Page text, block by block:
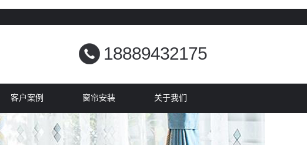
18889432175
客户案例 窗帘安装 关于我们